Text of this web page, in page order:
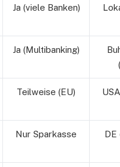
Ja (viele Banken)
Ja (Multibanking)
Teilweise (EU)
Nur Sparkasse DE